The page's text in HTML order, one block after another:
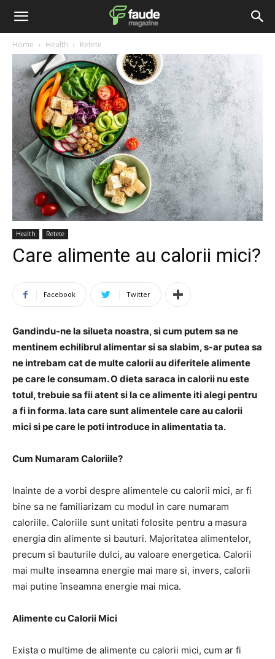
Home Health Retete
Health Retete
Care alimente au calorii mici?
Facebook Twitter
Gandindu-ne la silueta noastra, si cum putem sa ne
mentinem echilibrul alimentar si sa slabim, s-ar putea sa
ne intrebam cat de multe calorii au diferitele alimente
pe care le consumam. O dieta saraca in calorii nu este
totul, trebuie sa fii atent si la ce alimente iti alegi pentru
a fi in forma. Iata care sunt alimentele care au calorii
mici si pe care le poti introduce in alimentatia ta.
Cum Numaram Caloriile?
Inainte de a vorbi despre alimentele cu calorii mici, ar fi
bine sa ne familiarizam cu modul in care numaram
caloriile. Caloriile sunt unitati folosite pentru a masura
energia din alimente si bauturi. Majoritatea alimentelor,
precum si bauturile dulci, au valoare energetica. Calorii
mai multe inseamna energie mai mare si, invers, calorii
mai putine înseamna energie mai mica.
Alimente cu Calorii Mici
Exista o multime de alimente cu calorii mici, cum ar fi